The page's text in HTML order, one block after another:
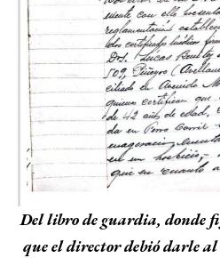
Del libro de guardia, donde
que el director debió darle al